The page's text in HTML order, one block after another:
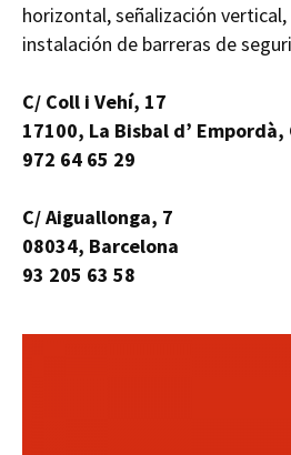
horizontal, señalización
instalación de barreras de
C/ Coll i Vehí, 17
17100, La Bisbal d’ Empordà,
972 64 65 29
C/ Aiguallonga, 7
08034, Barcelona
93 205 63 58